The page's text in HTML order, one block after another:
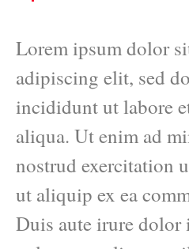
Lorem ipsum dolor
adipiscing elit, sed
incididunt ut labore
aliqua. Ut enim ad
nostrud exercitation
ut aliquip ex ea
Duis aute irure dolor